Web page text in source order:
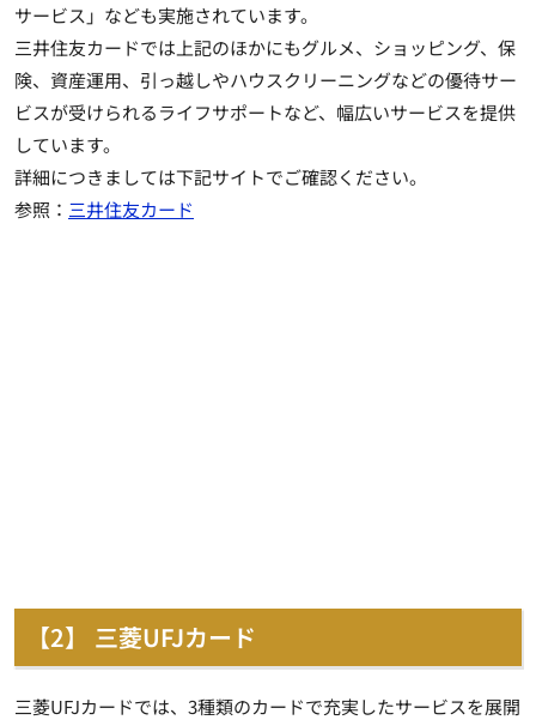
サービス」なども実施されています。
三井住友カードでは上記のほかにもグルメ、ショッピング、保
険、資産運用、引っ越しやハウスクリーニングなどの優待サー
ビスが受けられるライフサポートなど、幅広いサービスを提供
しています。
詳細につきましては下記サイトでご確認ください。
参照： 三井住友カード
【2】 三菱UFJカード
三菱UFJカードでは、3種類のカードで充実したサービスを展開